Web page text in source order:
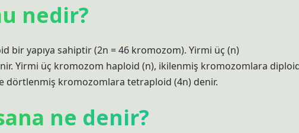
nedir?
bir yapıya sahiptir (2n = 46 kromozom). Yirmi üç (n)
Yirmi üç kromozom haploid (n), ikilenmiş kromozomlara
dörtlenmiş kromozomlara tetraploid (4n) denir.
ne denir?